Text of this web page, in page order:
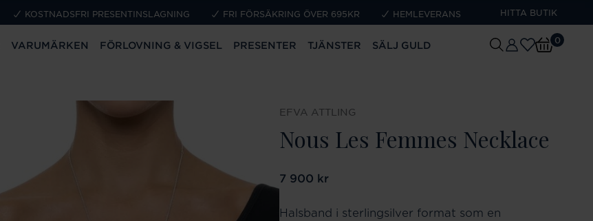
KOSTNADSFRI PRESENTINSLAGNING FRI FÖRSÄKRING ÖVER 695KR HEMLEVERANS HITTA BUTIK
VARUMÄRKEN FÖRLOVNING & VIGSEL PRESENTER TJÄNSTER SÄLJ GULD 0
EFVA ATTLING
Nous Les Femmes Necklace
Pris:7 900 kr
7 900 kr
Halsband i sterlingsilver format som en